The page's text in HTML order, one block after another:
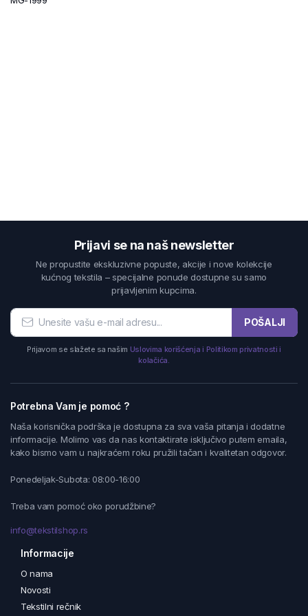
Prijavi se na naš newsletter
Ne propustite ekskluzivne popuste, akcije i nove kolekcije
kućnog tekstila – specijalne ponude dostupne su samo
prijavljenim kupcima.
POŠALJI
Prijavom se slažete sa našim Uslovima korišćenja i Politikom privatnosti i
kolačića.
Potrebna Vam je pomoć ?
Naša korisnička podrška je dostupna za sva vaša pitanja i dodatne
informacije. Molimo vas da nas kontaktirate isključivo putem emaila,
kako bismo vam u najkraćem roku pružili tačan i kvalitetan odgovor.
Ponedeljak-Subota: 08:00-16:00
Treba vam pomoć oko porudžbine?
info@tekstilshop.rs
Informacije
O nama
Novosti
Tekstilni rečnik